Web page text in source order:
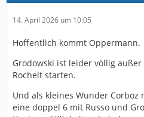
14. April 2026 um 10:05
Hoffentlich kommt Oppermann.
Grodowski ist leider völlig
Rochelt starten.
Und als kleines Wunder
eine doppel 6 mit Russo und